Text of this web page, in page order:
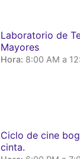
Laboratorio de
Mayores
Hora: 8:00 AM a
Ciclo de cine
cinta.